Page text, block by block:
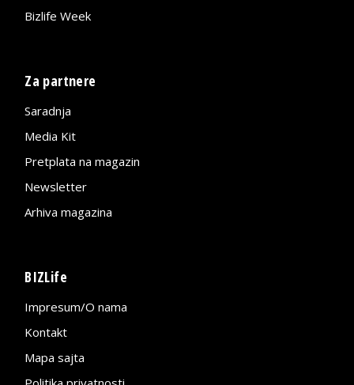
Bizlife Week
Za partnere
Saradnja
Media Kit
Pretplata na magazin
Newsletter
Arhiva magazina
BIZLife
Impresum/O nama
Kontakt
Mapa sajta